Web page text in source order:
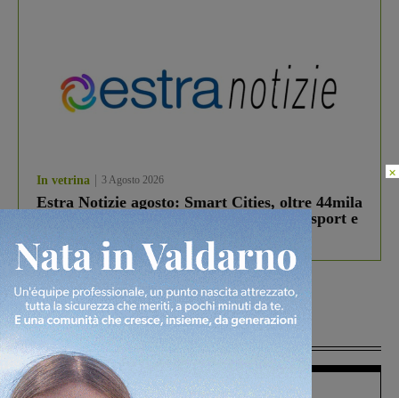
In vetrina 3 Agosto 2026
Estra Notizie agosto: Smart Cities, oltre 44mila
studenti coinvolti, torna il bando per lo sport e
debutta il podcast Estrair
Più lette
×